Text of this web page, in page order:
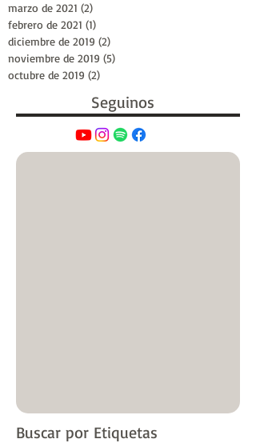
marzo de 2021 (2)
febrero de 2021 (1)
diciembre de 2019 (2)
noviembre de 2019 (5)
octubre de 2019 (2)
Seguinos
Buscar por Etiquetas